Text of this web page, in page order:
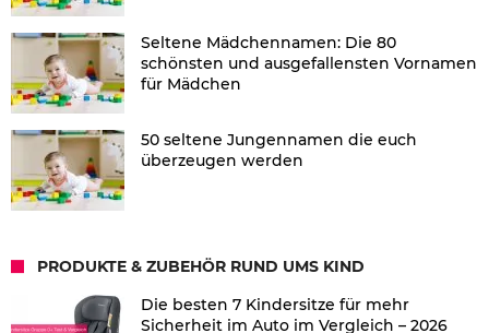
Seltene Mädchennamen: Die 80
schönsten und ausgefallensten Vornamen
für Mädchen
50 seltene Jungennamen die euch
überzeugen werden
PRODUKTE & ZUBEHÖR RUND UMS KIND
Die besten 7 Kindersitze für mehr
Sicherheit im Auto im Vergleich – 2026